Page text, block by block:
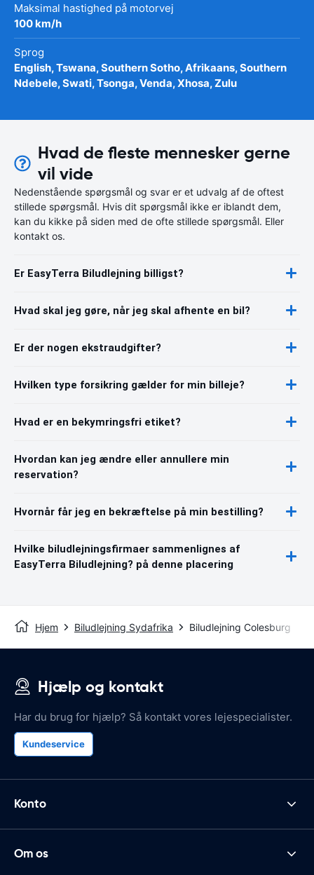
Maksimal hastighed på motorvej
100 km/h
Sprog
English, Tswana, Southern Sotho, Afrikaans, Southern
Ndebele, Swati, Tsonga, Venda, Xhosa, Zulu
Hvad de fleste mennesker gerne
vil vide
Nedenstående spørgsmål og svar er et udvalg af de oftest
stillede spørgsmål. Hvis dit spørgsmål ikke er iblandt dem,
kan du kikke på siden med de ofte stillede spørgsmål. Eller
kontakt os.
Er EasyTerra Biludlejning billigst?
Hvad skal jeg gøre, når jeg skal afhente en bil?
Er der nogen ekstraudgifter?
Hvilken type forsikring gælder for min billeje?
Hvad er en bekymringsfri etiket?
Hvordan kan jeg ændre eller annullere min
reservation?
Hvornår får jeg en bekræftelse på min bestilling?
Hvilke biludlejningsfirmaer sammenlignes af
EasyTerra Biludlejning? på denne placering
Hjem Biludlejning Sydafrika Biludlejning Colesburg
Hjælp og kontakt
Har du brug for hjælp? Så kontakt vores lejespecialister.
Kundeservice
Konto
Om os